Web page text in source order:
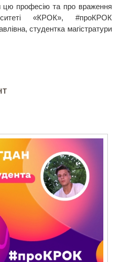
цю професію та про враження
«КРОК», #проКРОК
студентка магістратури